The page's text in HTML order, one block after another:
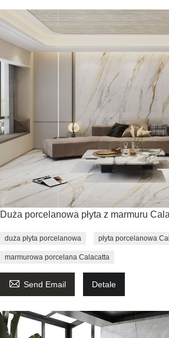
Duża porcelanowa płyta z marmuru
duża płyta porcelanowa płyta porcelanowa
marmurowa porcelana Calacatta
 Send Email Detale